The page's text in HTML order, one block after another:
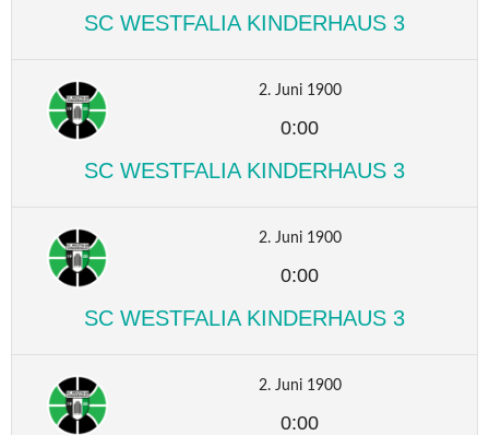
SC WESTFALIA KINDERHAUS 3
2. Juni 1900
0:00
SC WESTFALIA KINDERHAUS 3
2. Juni 1900
0:00
SC WESTFALIA KINDERHAUS 3
2. Juni 1900
0:00